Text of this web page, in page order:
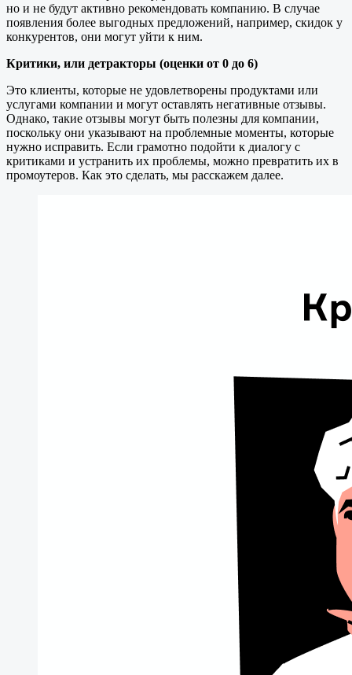
но и не будут активно рекомендовать компанию. В случае
появления более выгодных предложений, например, скидок у
конкурентов, они могут уйти к ним.
Критики, или детракторы (оценки от 0 до 6)
Это клиенты, которые не удовлетворены продуктами или
услугами компании и могут оставлять негативные отзывы.
Однако, такие отзывы могут быть полезны для компании,
поскольку они указывают на проблемные моменты, которые
нужно исправить. Если грамотно подойти к диалогу с
критиками и устранить их проблемы, можно превратить их в
промоутеров. Как это сделать, мы расскажем далее.